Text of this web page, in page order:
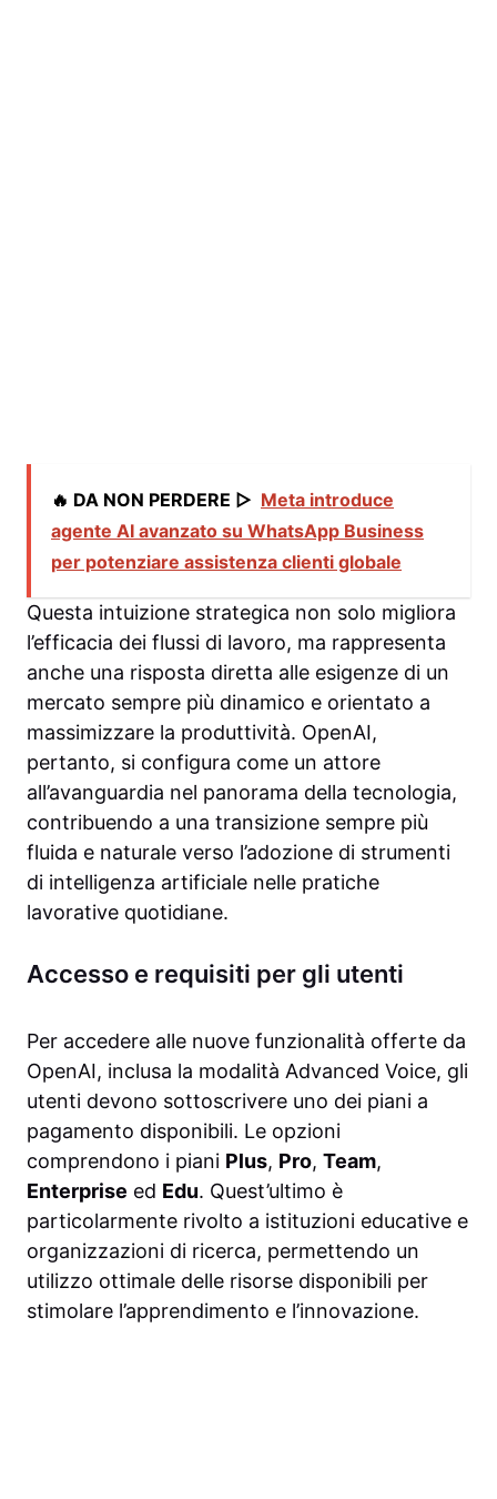
🔥 DA NON PERDERE ▷ Meta introduce
agente AI avanzato su WhatsApp Business
per potenziare assistenza clienti globale
Questa intuizione strategica non solo migliora
l’efficacia dei flussi di lavoro, ma rappresenta
anche una risposta diretta alle esigenze di un
mercato sempre più dinamico e orientato a
massimizzare la produttività. OpenAI,
pertanto, si configura come un attore
all’avanguardia nel panorama della tecnologia,
contribuendo a una transizione sempre più
fluida e naturale verso l’adozione di strumenti
di intelligenza artificiale nelle pratiche
lavorative quotidiane.
Accesso e requisiti per gli utenti
Per accedere alle nuove funzionalità offerte da
OpenAI, inclusa la modalità Advanced Voice, gli
utenti devono sottoscrivere uno dei piani a
pagamento disponibili. Le opzioni
comprendono i piani Plus, Pro, Team,
Enterprise ed Edu. Quest’ultimo è
particolarmente rivolto a istituzioni educative e
organizzazioni di ricerca, permettendo un
utilizzo ottimale delle risorse disponibili per
stimolare l’apprendimento e l’innovazione.